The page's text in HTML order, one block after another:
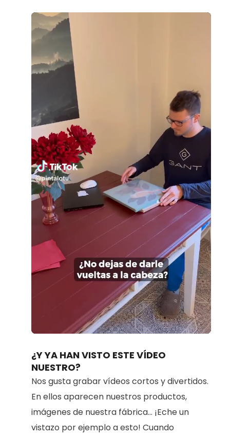
Unmute Loaded:
100.00%
¿Y YA HAN VISTO ESTE VÍDEO
NUESTRO?
Nos gusta grabar vídeos cortos y divertidos.
En ellos aparecen nuestros productos,
imágenes de nuestra fábrica... ¡Eche un
vistazo por ejemplo a esto! Cuando